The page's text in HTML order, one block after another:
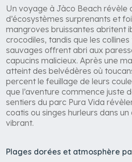
Un voyage à Jàco Beach révèle
d’écosystèmes surprenants et
mangroves bruissantes abritent
crocodiles, tandis que les
sauvages offrent abri aux
capucins malicieux. Après une
atteint des belvédères où
percent le feuillage de leurs
que l’aventure commence juste
sentiers du parc Pura Vida
coatis ou singes hurleurs dans
vibrant.
Plages dorées et atmosphère